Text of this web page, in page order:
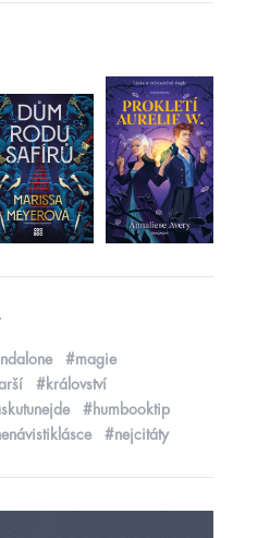
#magie
#království
#humbooktip
#nejcitáty